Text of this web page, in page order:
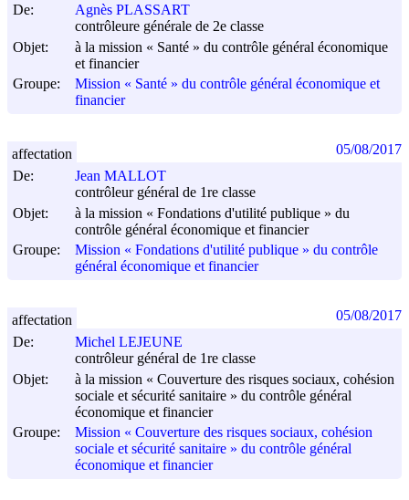
De:
Agnès PLASSART
contrôleure générale de 2e classe
Objet:
à la mission « Santé » du contrôle général économique
et financier
Groupe:
Mission « Santé » du contrôle général économique et
financier
De:
Jean MALLOT
contrôleur général de 1re classe
Objet:
à la mission « Fondations d'utilité publique » du
contrôle général économique et financier
Groupe:
Mission « Fondations d'utilité publique » du contrôle
général économique et financier
affectation 05/08/2017
De:
Michel LEJEUNE
contrôleur général de 1re classe
Objet:
à la mission « Couverture des risques sociaux, cohésion
sociale et sécurité sanitaire » du contrôle général
économique et financier
Groupe:
Mission « Couverture des risques sociaux, cohésion
sociale et sécurité sanitaire » du contrôle général
économique et financier
affectation 05/08/2017